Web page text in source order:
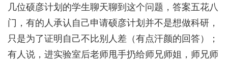
几位硕彦计划的学生聊天聊到这个问题，答案五花八
门，有的人承认自己申请硕彦计划并不是想做科研，
只是为了证明自己不比别人差（有点汗颜的回答）；
有人说，进实验室后老师甩手扔给师兄师姐，师兄师